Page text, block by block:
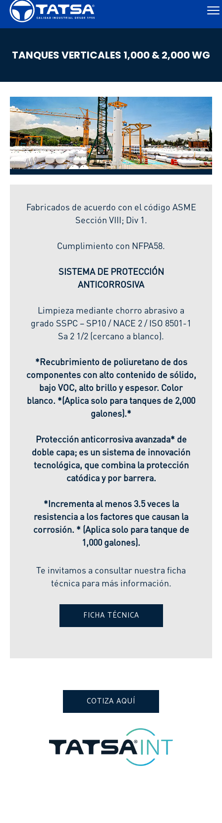
TANQUES VERTICALES 1,000 & 2,000 WG
Fabricados de acuerdo con el código ASME
Sección VIII; Div 1.
Cumplimiento con NFPA58.
SISTEMA DE PROTECCIÓN
ANTICORROSIVA
Limpieza mediante chorro abrasivo a
grado SSPC – SP10 / NACE 2 / ISO 8501-1
Sa 2 1/2 (cercano a blanco).
*Recubrimiento de poliuretano de dos
componentes con alto contenido de sólido,
bajo VOC, alto brillo y espesor. Color
blanco. *(Aplica solo para tanques de 2,000
galones).*
Protección anticorrosiva avanzada* de
doble capa; es un sistema de innovación
tecnológica, que combina la protección
catódica y por barrera.
*Incrementa al menos 3.5 veces la
resistencia a los factores que causan la
corrosión. * (Aplica solo para tanque de
1,000 galones).
Te invitamos a consultar nuestra ficha
técnica para más información.
FICHA TÉCNICA
COTIZA AQUÍ